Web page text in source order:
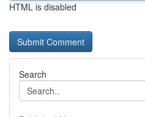
HTML is disabled
Search